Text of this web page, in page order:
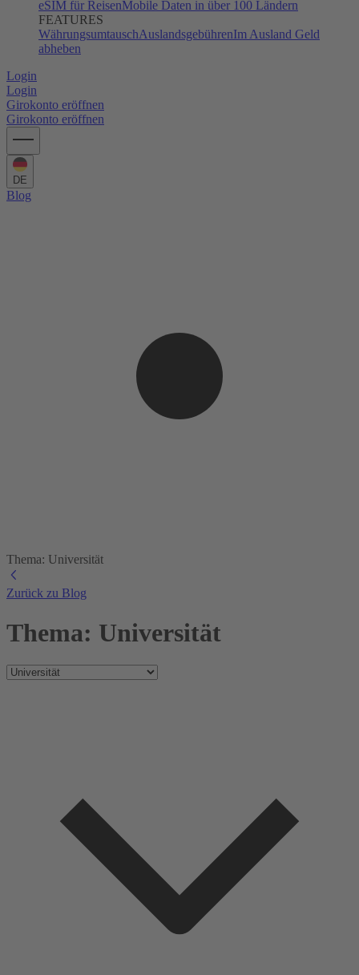
eSIM für ReisenMobile Daten in über 100 Ländern
FEATURES
WährungsumtauschAuslandsgebührenIm Ausland Geld
abheben
Login
Login
Girokonto eröffnen
Girokonto eröffnen
DE
Blog
Thema: Universität
Zurück zu Blog
Thema: Universität